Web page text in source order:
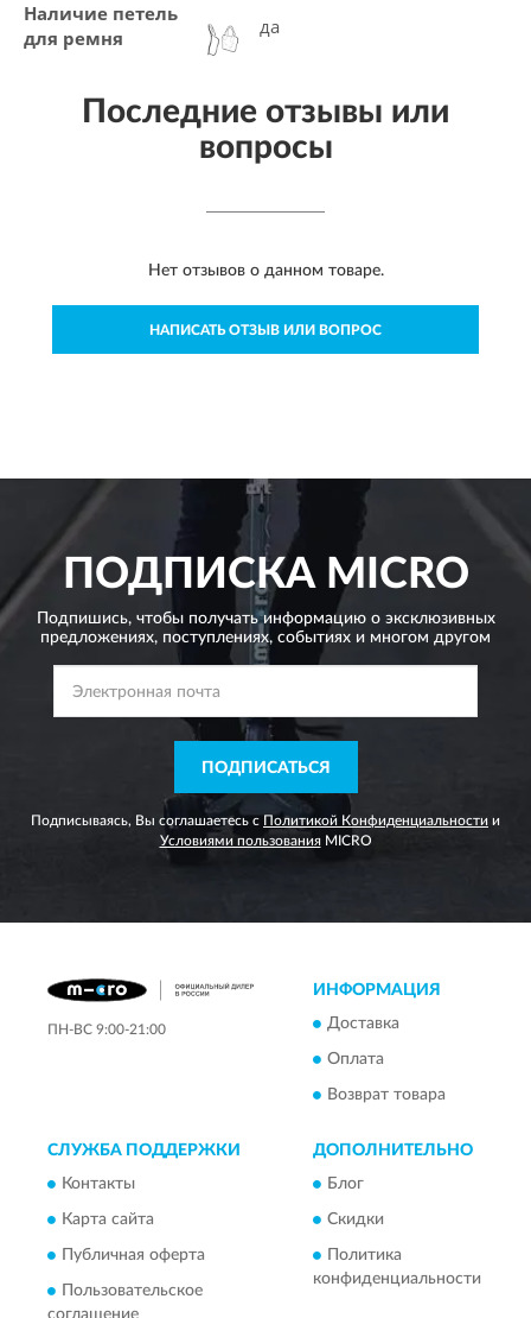
Наличие петель
для ремня
да
Последние отзывы или
вопросы
Нет отзывов о данном товаре.
НАПИСАТЬ ОТЗЫВ ИЛИ ВОПРОС
ПОДПИСКАMICRO
Подпишись, чтобы получать информацию о эксклюзивных
предложениях, поступлениях, событиях и многом другом
ПОДПИСАТЬСЯ
Подписываясь, Вы соглашаетесь с Политикой Конфиденциальности и
Условиями пользованияMICRO
ПН-ВС 9:00-21:00
ИНФОРМАЦИЯ
Доставка
Оплата
Возврат товара
СЛУЖБА ПОДДЕРЖКИ
Контакты
Карта сайта
Публичная оферта
Пользовательское
ДОПОЛНИТЕЛЬНО
Блог
Скидки
Политика
конфиденциальности